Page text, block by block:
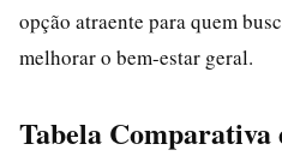
opção atraente para quem
melhorar o bem-estar geral.
Tabela Comparativa